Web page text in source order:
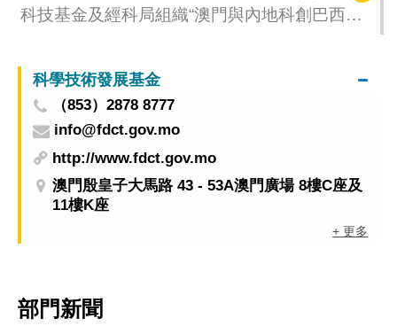
科技基金及經科局組織“澳門與內地科創巴西訪
科學技術發展基金
（853）2878 8777
info@fdct.gov.mo
http://www.fdct.gov.mo
澳門殷皇子大馬路 43 - 53A澳門廣場 8樓C座及
11樓K座
+ 更多
部門新聞